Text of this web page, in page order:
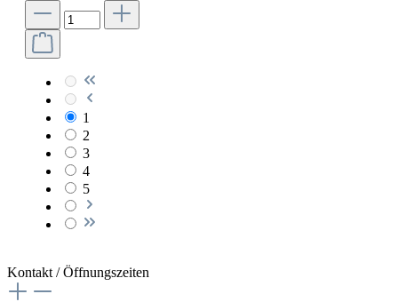
1
2
3
4
5
Kontakt / Öffnungszeiten